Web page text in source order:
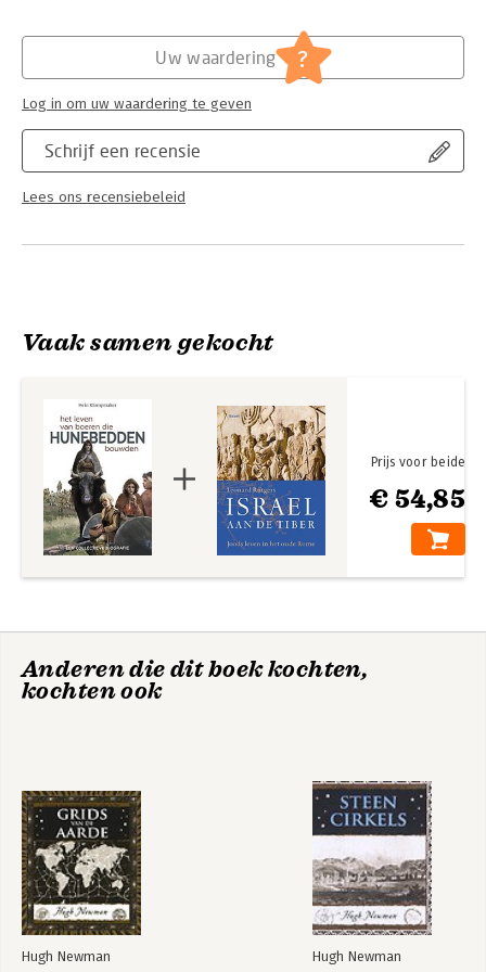
richten op geschiedenis. Na de havo volgde hij een
lerarenopleiding en studeerde vervolgens geschiedenis aan de
Rijksuniversiteit in Groningen. Klompmaker was van 1988 tot
Schrijf een recensie
Lees ons recensiebeleid
Uw waardering ?
Log in om uw waardering te geven
Vaak samen gekocht
€ 54,85
Prijs voor beide
Anderen die dit boek kochten,
kochten ook
Hugh Newman Hugh Newman